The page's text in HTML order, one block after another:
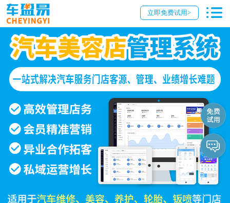
立即免费试用>